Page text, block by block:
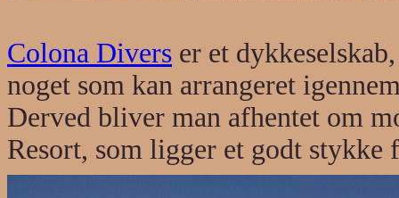
Colona Divers er et
noget som kan arrangeret
Derved bliver man afhentet om
Resort, som ligger et godt stykke